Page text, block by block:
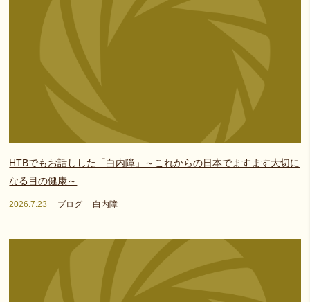
HTBでもお話しした「白内障」～これからの日本でますます大切に
なる目の健康～
2026.7.23 ブログ 白内障